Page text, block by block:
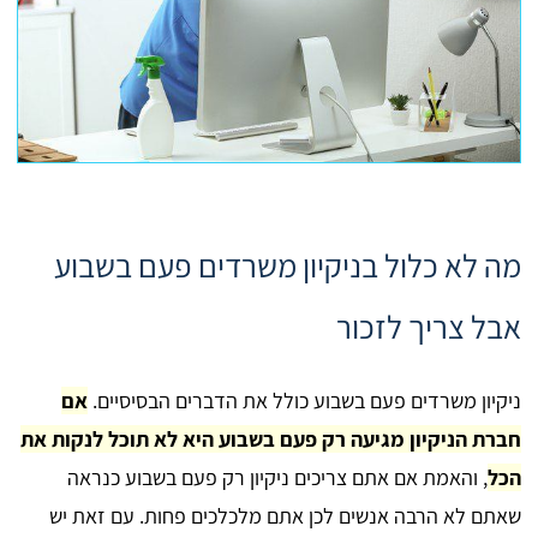
מה לא כלול בניקיון משרדים פעם בשבוע
אבל צריך לזכור
ניקיון משרדים פעם בשבוע כולל את הדברים הבסיסיים. אם
חברת הניקיון מגיעה רק פעם בשבוע היא לא תוכל לנקות את
הכל, והאמת אם אתם צריכים ניקיון רק פעם בשבוע כנראה
שאתם לא הרבה אנשים לכן אתם מלכלכים פחות. עם זאת יש